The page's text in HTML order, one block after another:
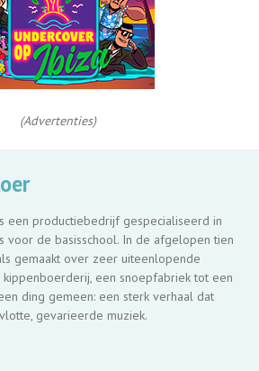
(Advertenties)
een productiebedrijf gespecialiseerd in
voor de basisschool. In de afgelopen tien
gemaakt over zeer uiteenlopende
kippenboerderij, een snoepfabriek tot een
ding gemeen: een sterk verhaal dat
gevarieerde muziek.